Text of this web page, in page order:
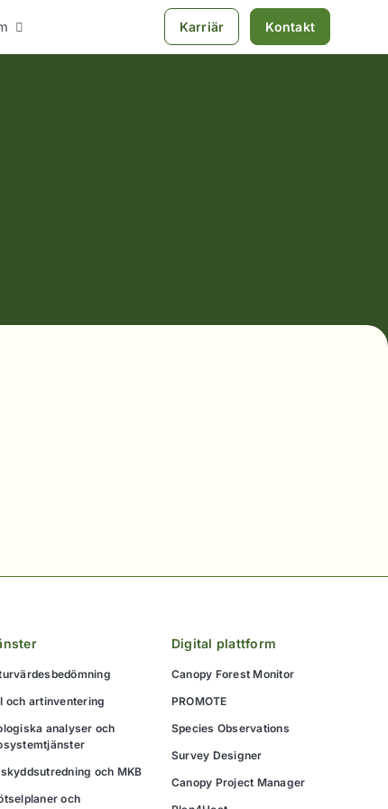
Karriär Kontakt
och artinventering
analyser och
och MKB
och
Digital plattform
Canopy Forest Monitor
PROMOTE
Species Observations
Survey Designer
Canopy Project Manager